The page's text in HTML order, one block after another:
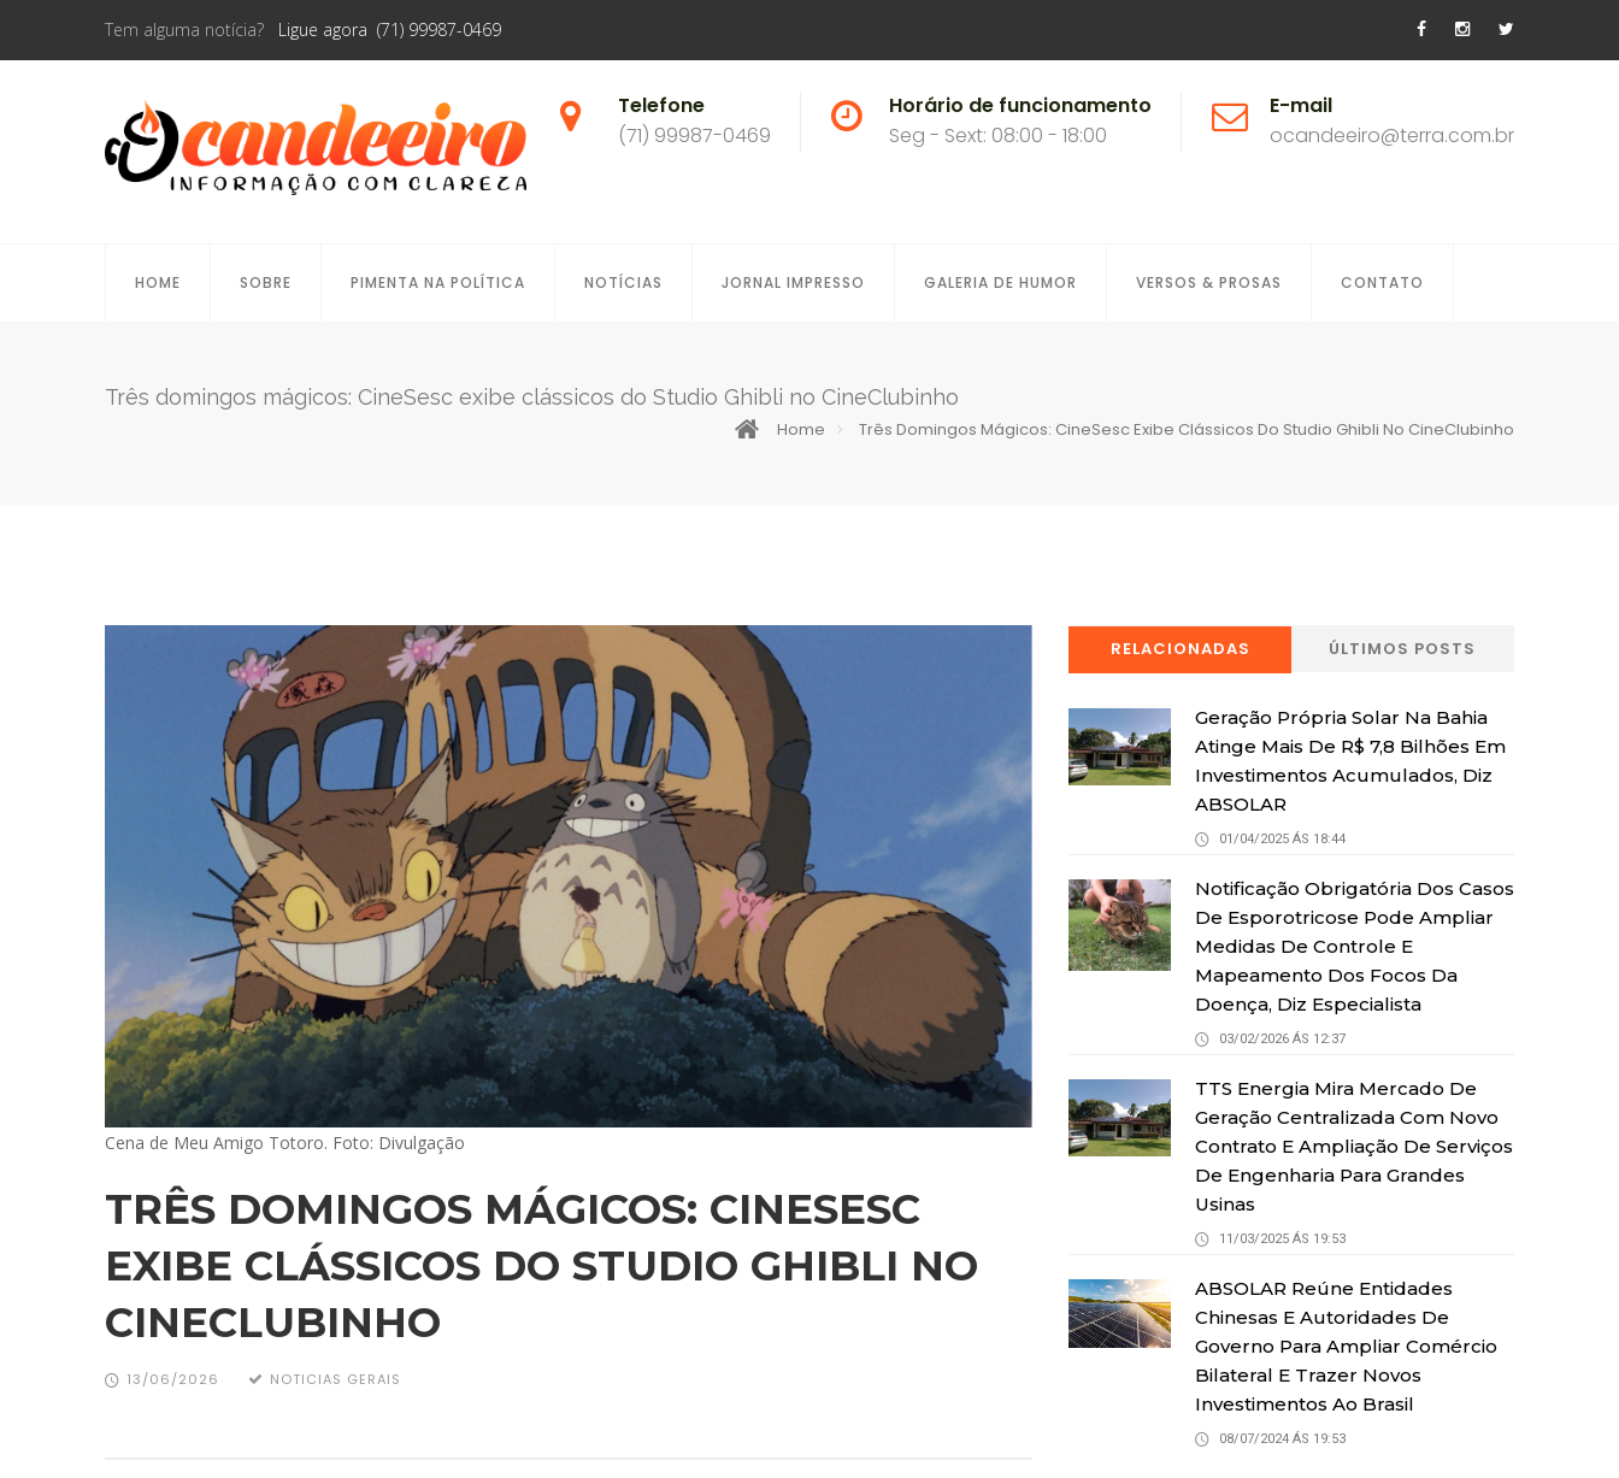
Tem alguma notícia? Ligue agora (71) 99987-0469
Telefone
(71) 99987-0469
Horário de funcionamento
Seg - Sext: 08:00 - 18:00
E-mail
ocandeeiro@terra.com.br
HOME SOBRE PIMENTA NA POLÍTICA NOTÍCIAS JORNAL IMPRESSO GALERIA DE HUMOR VERSOS & PROSAS CONTATO
Três domingos mágicos: CineSesc exibe clássicos do Studio Ghibli no CineClubinho
Home Três Domingos Mágicos: CineSesc Exibe Clássicos Do Studio Ghibli No CineClubinho
Cena de Meu Amigo Totoro. Foto: Divulgação
TRÊS DOMINGOS MÁGICOS: CINESESC
EXIBE CLÁSSICOS DO STUDIO GHIBLI NO
CINECLUBINHO
13/06/2026 NOTICIAS GERAIS
RELACIONADAS ÚLTIMOS POSTS
Geração Própria Solar Na Bahia
Atinge Mais De R$ 7,8 Bilhões Em
Investimentos Acumulados, Diz
ABSOLAR
01/04/2025 ÁS 18:44
Notificação Obrigatória Dos Casos
De Esporotricose Pode Ampliar
Medidas De Controle E
Mapeamento Dos Focos Da
Doença, Diz Especialista
03/02/2026 ÁS 12:37
TTS Energia Mira Mercado De
Geração Centralizada Com Novo
Contrato E Ampliação De Serviços
De Engenharia Para Grandes
Usinas
11/03/2025 ÁS 19:53
ABSOLAR Reúne Entidades
Chinesas E Autoridades De
Governo Para Ampliar Comércio
Bilateral E Trazer Novos
Investimentos Ao Brasil
08/07/2024 ÁS 19:53